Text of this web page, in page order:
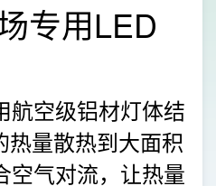
专用LED
航空级铝材灯体结
热量散热到大面积
空气对流，让热量